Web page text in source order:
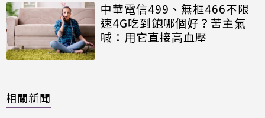
中華電信499、無框466不限
速4G吃到飽哪個好？苦主氣
喊：用它直接高血壓
相關新聞